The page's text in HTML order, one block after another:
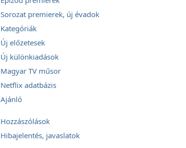
Sorozat premierek, új évadok
Kategóriák
Új előzetesek
Új különkiadások
Magyar TV műsor
Netflix adatbázis
Ajánló
Hozzászólások
Hibajelentés, javaslatok